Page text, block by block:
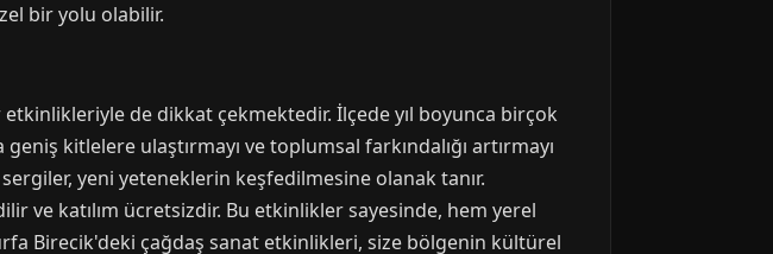
bir yolu olabilir.
de dikkat çekmektedir. İlçede yıl boyunca birçok
kitlelere ulaştırmayı ve toplumsal farkındalığı artırmayı
yeni yeteneklerin keşfedilmesine olanak tanır.
ve katılım ücretsizdir. Bu etkinlikler sayesinde, hem yerel
Birecik'deki çağdaş sanat etkinlikleri, size bölgenin kültürel